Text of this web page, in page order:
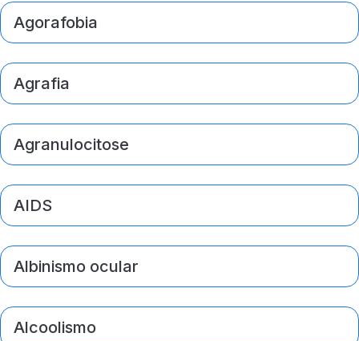
Agorafobia
Agrafia
Agranulocitose
AIDS
Albinismo ocular
Alcoolismo